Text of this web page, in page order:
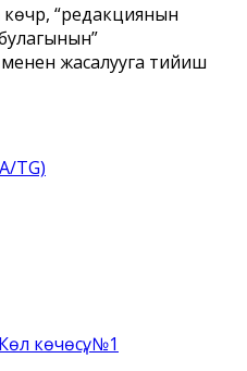
“редакциянын
жасалууга тийиш
TG)
көчөсү, №1